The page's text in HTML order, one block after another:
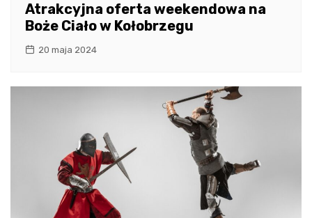
Atrakcyjna oferta weekendowa na
Boże Ciało w Kołobrzegu
20 maja 2024